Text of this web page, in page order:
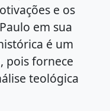
e os
em sua
é um
pois fornece
teológica